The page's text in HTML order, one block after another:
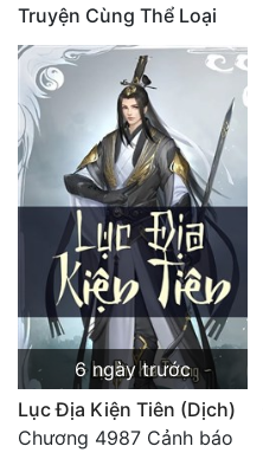
Truyện Cùng Thể Loại
6 ngày trước
Lục Địa Kiện Tiên (Dịch)
Chương 4987 Cảnh báo